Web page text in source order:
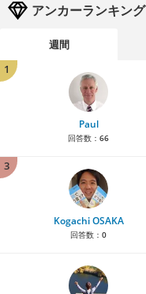
アンカーランキング
週間
1
Paul
回答数： 66
3
Kogachi OSAKA
回答数： 0